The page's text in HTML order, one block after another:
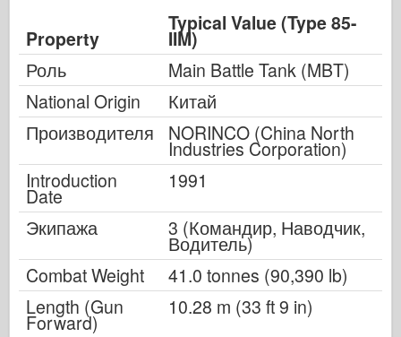
Property
Typical Value (Type 85-
IIM)
Роль
Main Battle Tank (MBT)
National Origin
Китай
Производителя
NORINCO (China North
Industries Corporation)
Introduction
Date
1991
Экипажа
3 (Командир, Наводчик,
Водитель)
Combat Weight
41.0 tonnes (90,390 lb)
Length (Gun
Forward)
10.28 m (33 ft 9 in)